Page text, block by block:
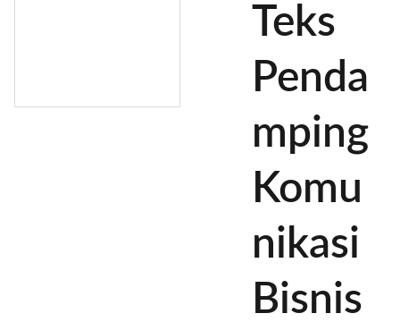
Teks
Penda
mping
Komu
nikasi
Bisnis